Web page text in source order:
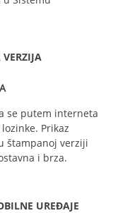
VERZIJA
se putem interneta
Prikaz
štampanoj verziji
i brza.
UREĐAJE